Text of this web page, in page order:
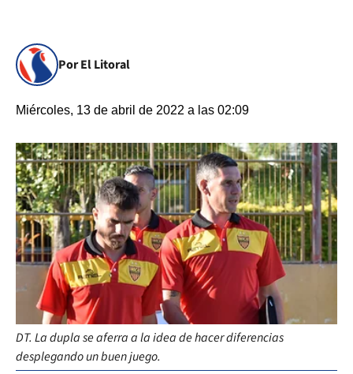
Por El Litoral
Miércoles, 13 de abril de 2022 a las 02:09
DT. La dupla se aferra a la idea de hacer diferencias
desplegando un buen juego.